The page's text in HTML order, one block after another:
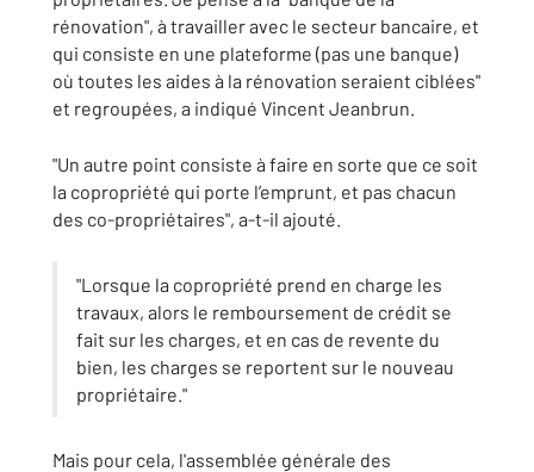
rénovation", à travailler avec le secteur bancaire, et
qui consiste en une plateforme (pas une banque)
où toutes les aides à la rénovation seraient ciblées"
et regroupées, a indiqué Vincent Jeanbrun.
"Un autre point consiste à faire en sorte que ce soit
la copropriété qui porte l’emprunt, et pas chacun
des co-propriétaires", a-t-il ajouté.
"Lorsque la copropriété prend en charge les
travaux, alors le remboursement de crédit se
fait sur les charges, et en cas de revente du
bien, les charges se reportent sur le nouveau
propriétaire."
Mais pour cela, l'assemblée générale des